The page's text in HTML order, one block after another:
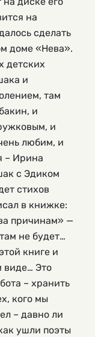
на
сделать
доме «Нева».
детских
и
там
и
и
любим, и
– Ирина
с Эдиком
стихов
в книжке:
причинам» —
не будет…
книге и
виде… Это
– хранить
кого мы
– давно ли
ушли поэты